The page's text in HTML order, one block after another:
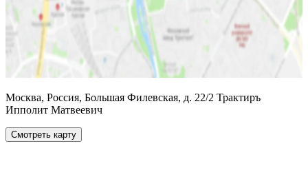
Москва, Россия, Большая Филевская, д. 22/2 Трактиръ
Ипполит Матвеевич
Смотреть карту